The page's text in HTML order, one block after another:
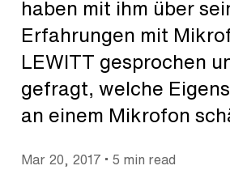
haben mit ihm über
Erfahrungen mit
LEWITT gesprochen
gefragt, welche
an einem Mikrofon
Mar 20, 2017 • 5 min read